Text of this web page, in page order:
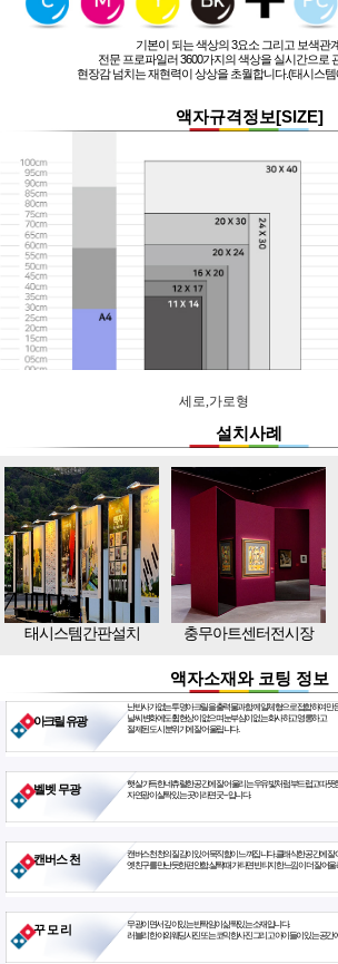
기본이 되는 색상의 3요소 그리고 보색관
전문 프로파일러 3600가지의 색상을 실시간으로
현장감 넘치는 재현력이 상상을 초월합니다.(태시스
액자규격정보[SIZE]
세로,가로형
설치사례
태시스템간판설치 충무아트센터전시장
액자소재와 코팅 정보
아크릴 유광
난반사가 없는 투명아크릴을 출력물과 함께 일체형으로 접합하여 만
날씨 변화에도 휨현상이 없으며 눈부심이 없는 화사하고 영롱하고
절제된 도시 분위기에 잘 어울립니다.
벨벳 무광
햇살 가득한 네츄럴한 공간에 잘 어울리는 우유빛처럼 부드럽고 따뜻
자연광이 살짝 있는 곳이라면 굿~ 입니다.
캔버스 천
캔버스천 천의 질감이 있어 묵직함이 느껴집니다. 클래식한 공간에 잘
옛친구를 만난듯한 편안함. 살짝 때가 타면 빈티지한 느낌이 더 잘 어
꾸 모 리
무광이면서 깊이있는 반짝임이 삶짝있는 소재입니다.
러블리한 야외웨딩사진 또는 코믹한사진 그리고 아이들이 있는 공간